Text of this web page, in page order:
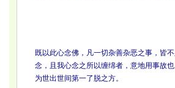
既以此心念佛，凡一切杂善杂恶之事，皆
念，且我心念之所以缠绵者，意地用事故
为世出世间第一了脱之方。